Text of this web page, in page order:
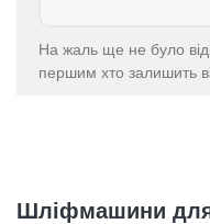
На жаль ще не було
першим хто залишить
Шліфмашини для